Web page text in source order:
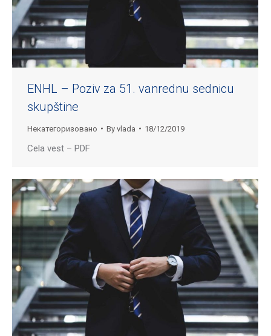
ENHL – Poziv za 51. vanrednu sednicu
skupštine
Некатегоризовано By vlada 18/12/2019
Cela vest – PDF